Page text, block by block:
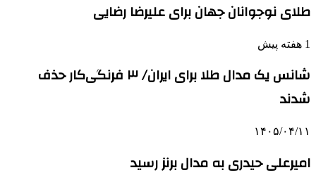
طلای نوجوانان جهان برای علیرضا رضایی
1 هفته پیش
شانس یک مدال طلا برای ایران/ ۳ فرنگی‌کار حذف
شدند
۱۴۰۵/۰۴/۱۱
امیرعلی حیدری به مدال برنز رسید